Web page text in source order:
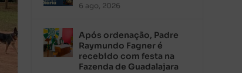
6 ago, 2026
Após ordenação, Padre
Raymundo Fagner é
recebido com festa na
Fazenda de Guadalajara